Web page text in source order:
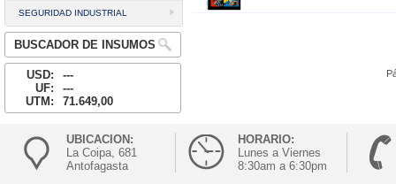
SEGURIDAD INDUSTRIAL
BUSCADOR DE INSUMOS
USD:
---
UF:
---
UTM:
71.649,00
UBICACION:
La Coipa, 681
Antofagasta
HORARIO:
Lunes a Viernes
8:30am a 6:30pm